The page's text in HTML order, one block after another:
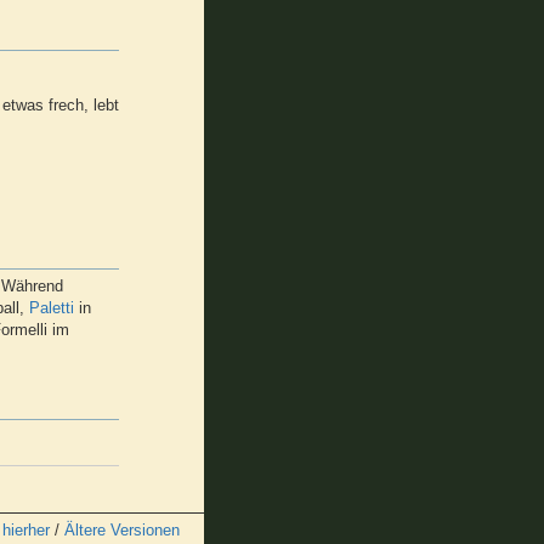
frech, lebt
Paletti in
im
/ Ältere Versionen